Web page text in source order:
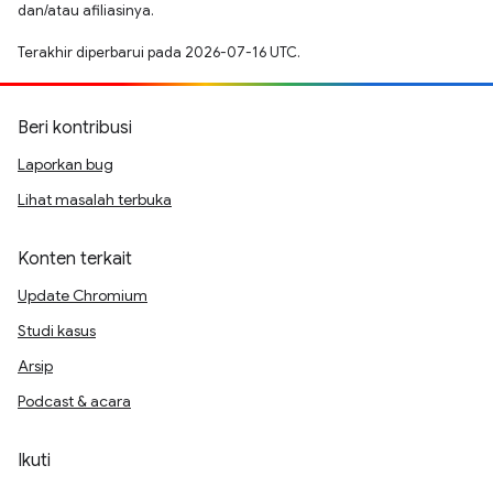
dan/atau afiliasinya.
Terakhir diperbarui pada 2026-07-16 UTC.
Beri kontribusi
Laporkan bug
Lihat masalah terbuka
Konten terkait
Update Chromium
Studi kasus
Arsip
Podcast & acara
Ikuti